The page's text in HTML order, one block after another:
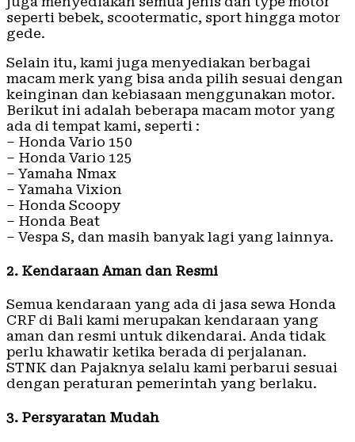
seperti bebek, scootermatic, sport hingga motor
gede.
Selain itu, kami juga menyediakan berbagai
macam merk yang bisa anda pilih sesuai dengan
keinginan dan kebiasaan menggunakan motor.
Berikut ini adalah beberapa macam motor yang
ada di tempat kami, seperti :
– Honda Vario 150
– Honda Vario 125
– Yamaha Nmax
– Yamaha Vixion
– Honda Scoopy
– Honda Beat
– Vespa S, dan masih banyak lagi yang lainnya.
2. Kendaraan Aman dan Resmi
Semua kendaraan yang ada di jasa sewa Honda
CRF di Bali kami merupakan kendaraan yang
aman dan resmi untuk dikendarai. Anda tidak
perlu khawatir ketika berada di perjalanan.
STNK dan Pajaknya selalu kami perbarui sesuai
dengan peraturan pemerintah yang berlaku.
3. Persyaratan Mudah